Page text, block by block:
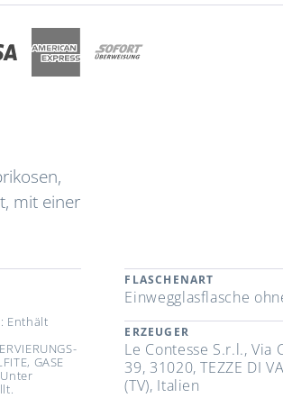
mit einer
Enthält
GASE
Unter
FLASCHENART
Einwegglasflasche
ERZEUGER
Le Contesse S.r.l., Via
39, 31020, TEZZE DI
(TV), Italien